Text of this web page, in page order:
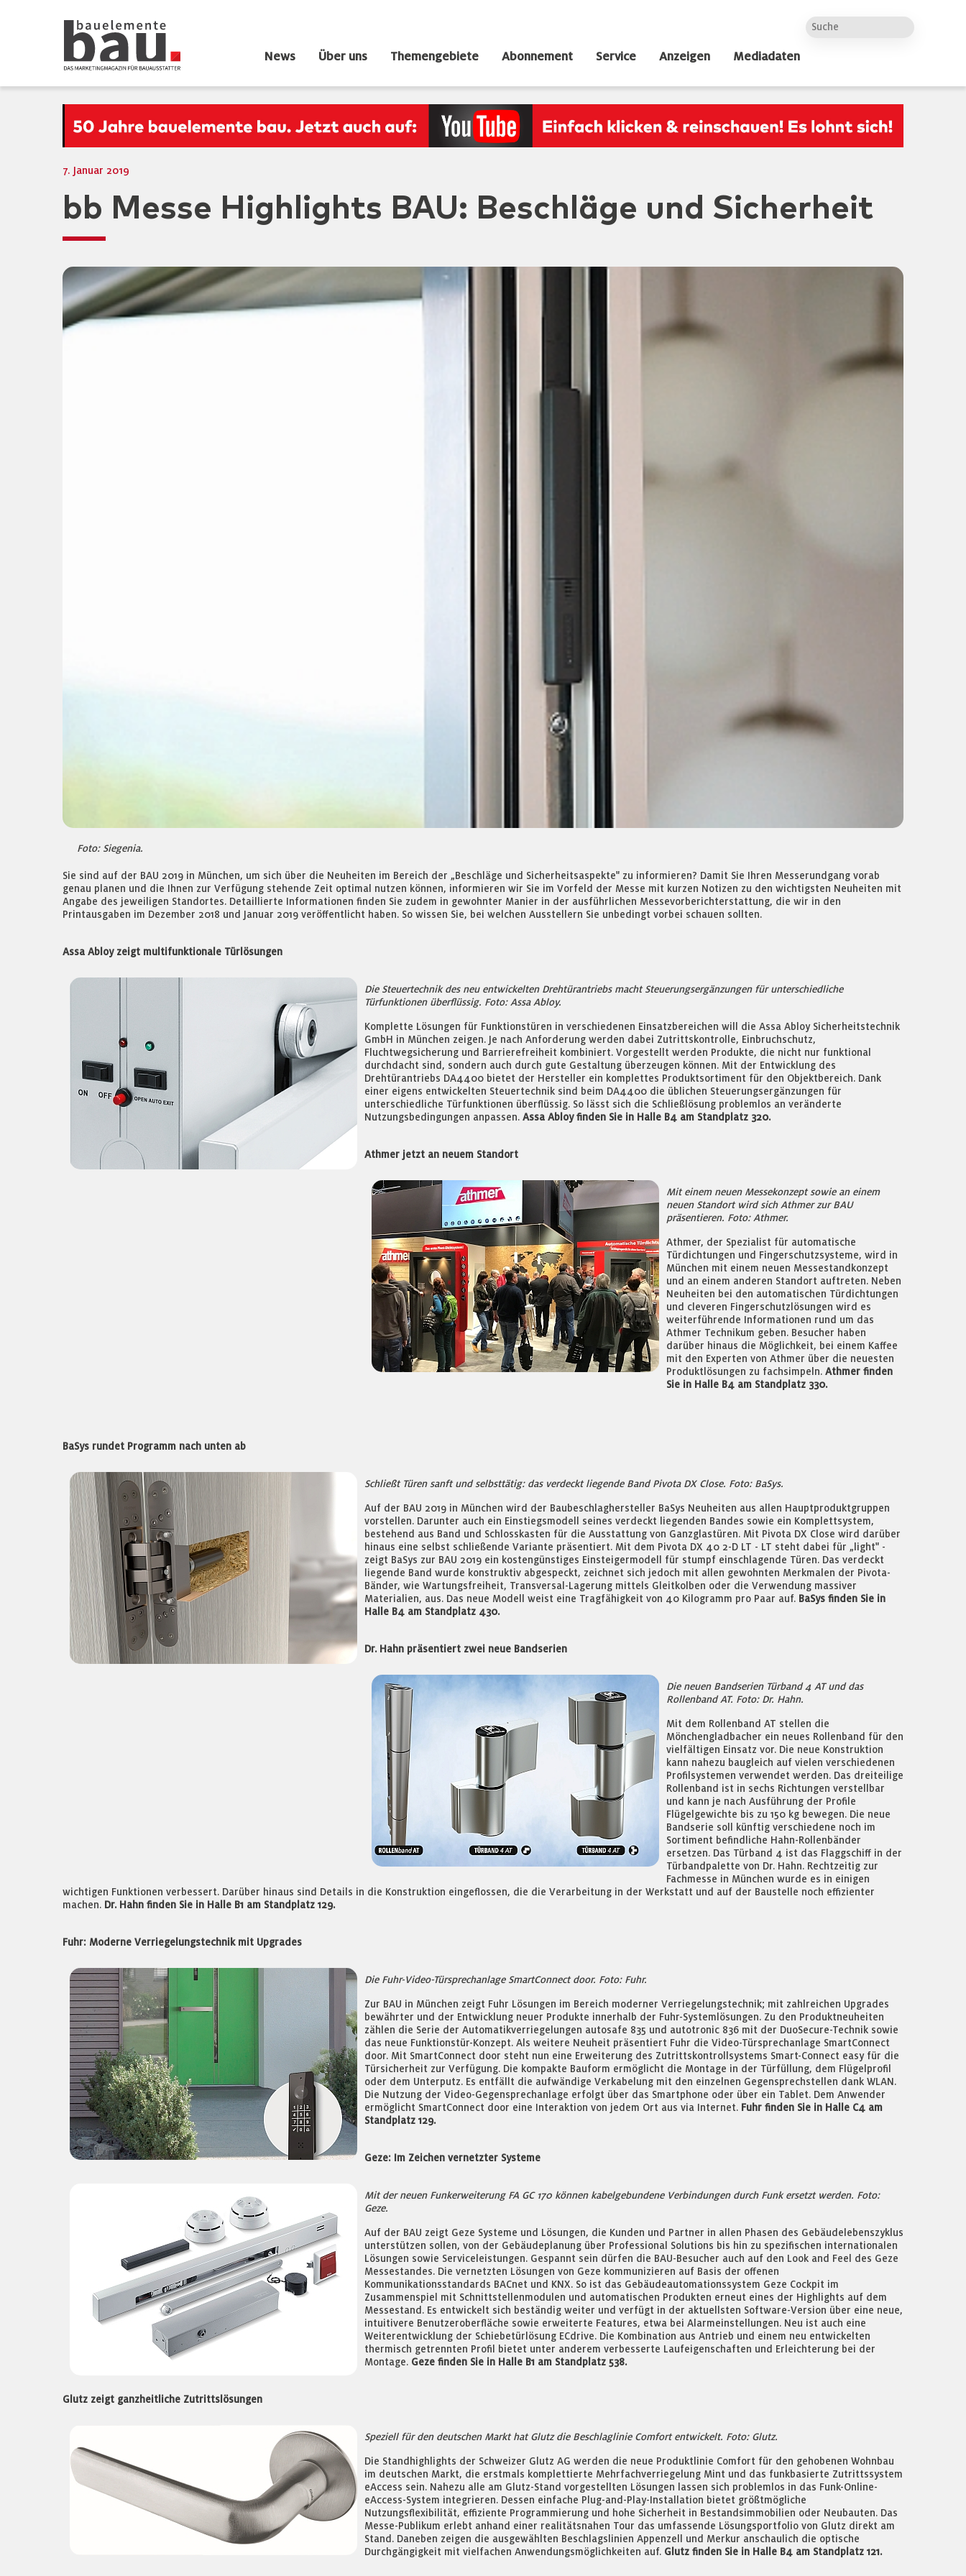
News Über uns Themengebiete Abonnement Service Anzeigen Mediadaten
7. Januar 2019
bb Messe Highlights BAU: Beschläge und Sicherheit
Foto: Siegenia.
Sie sind auf der BAU 2019 in München, um sich über die Neuheiten im Bereich der „Beschläge und Sicherheitsaspekte" zu informieren? Damit Sie Ihren Messerundgang vorab
genau planen und die Ihnen zur Verfügung stehende Zeit optimal nutzen können, informieren wir Sie im Vorfeld der Messe mit kurzen Notizen zu den wichtigsten Neuheiten mit
Angabe des jeweiligen Standortes. Detaillierte Informationen finden Sie zudem in gewohnter Manier in der ausführlichen Messevorberichterstattung, die wir in den
Printausgaben im Dezember 2018 und Januar 2019 veröffentlicht haben. So wissen Sie, bei welchen Ausstellern Sie unbedingt vorbei schauen sollten.
Assa Abloy zeigt multifunktionale Türlösungen
Die Steuertechnik des neu entwickelten Drehtürantriebs macht Steuerungsergänzungen für unterschiedliche
Türfunktionen überflüssig. Foto: Assa Abloy.
Komplette Lösungen für Funktionstüren in verschiedenen Einsatzbereichen will die Assa Abloy Sicherheitstechnik
GmbH in München zeigen. Je nach Anforderung werden dabei Zutrittskontrolle, Einbruchschutz,
Fluchtwegsicherung und Barrierefreiheit kombiniert. Vorgestellt werden Produkte, die nicht nur funktional
durchdacht sind, sondern auch durch gute Gestaltung überzeugen können. Mit der Entwicklung des
Drehtürantriebs DA4400 bietet der Hersteller ein komplettes Produktsortiment für den Objektbereich. Dank
einer eigens entwickelten Steuertechnik sind beim DA4400 die üblichen Steuerungsergänzungen für
unterschiedliche Türfunktionen überflüssig. So lässt sich die Schließlösung problemlos an veränderte
Nutzungsbedingungen anpassen. Assa Abloy finden Sie in Halle B4 am Standplatz 320.
Athmer jetzt an neuem Standort
Mit einem neuen Messekonzept sowie an einem
neuen Standort wird sich Athmer zur BAU
präsentieren. Foto: Athmer.
Athmer, der Spezialist für automatische
Türdichtungen und Fingerschutzsysteme, wird in
München mit einem neuen Messestandkonzept
und an einem anderen Standort auftreten. Neben
Neuheiten bei den automatischen Türdichtungen
und cleveren Fingerschutzlösungen wird es
weiterführende Informationen rund um das
Athmer Technikum geben. Besucher haben
darüber hinaus die Möglichkeit, bei einem Kaffee
mit den Experten von Athmer über die neuesten
Produktlösungen zu fachsimpeln. Athmer finden
Sie in Halle B4 am Standplatz 330.
BaSys rundet Programm nach unten ab
Schließt Türen sanft und selbsttätig: das verdeckt liegende Band Pivota DX Close. Foto: BaSys.
Auf der BAU 2019 in München wird der Baubeschlaghersteller BaSys Neuheiten aus allen Hauptproduktgruppen
vorstellen. Darunter auch ein Einstiegsmodell seines verdeckt liegenden Bandes sowie ein Komplettsystem,
bestehend aus Band und Schlosskasten für die Ausstattung von Ganzglastüren. Mit Pivota DX Close wird darüber
hinaus eine selbst schließende Variante präsentiert. Mit dem Pivota DX 40 2-D LT - LT steht dabei für „light" -
zeigt BaSys zur BAU 2019 ein kostengünstiges Einsteigermodell für stumpf einschlagende Türen. Das verdeckt
liegende Band wurde konstruktiv abgespeckt, zeichnet sich jedoch mit allen gewohnten Merkmalen der Pivota-
Bänder, wie Wartungsfreiheit, Transversal-Lagerung mittels Gleitkolben oder die Verwendung massiver
Materialien, aus. Das neue Modell weist eine Tragfähigkeit von 40 Kilogramm pro Paar auf. BaSys finden Sie in
Halle B4 am Standplatz 430.
Dr. Hahn präsentiert zwei neue Bandserien
Die neuen Bandserien Türband 4 AT und das
Rollenband AT. Foto: Dr. Hahn.
Mit dem Rollenband AT stellen die
Mönchengladbacher ein neues Rollenband für den
vielfältigen Einsatz vor. Die neue Konstruktion
kann nahezu baugleich auf vielen verschiedenen
Profilsystemen verwendet werden. Das dreiteilige
Rollenband ist in sechs Richtungen verstellbar
und kann je nach Ausführung der Profile
Flügelgewichte bis zu 150 kg bewegen. Die neue
Bandserie soll künftig verschiedene noch im
Sortiment befindliche Hahn-Rollenbänder
ersetzen. Das Türband 4 ist das Flaggschiff in der
Türbandpalette von Dr. Hahn. Rechtzeitig zur
Fachmesse in München wurde es in einigen
wichtigen Funktionen verbessert. Darüber hinaus sind Details in die Konstruktion eingeflossen, die die Verarbeitung in der Werkstatt und auf der Baustelle noch effizienter
machen. Dr. Hahn finden Sie in Halle B1 am Standplatz 129.
Fuhr: Moderne Verriegelungstechnik mit Upgrades
Die Fuhr-Video-Türsprechanlage SmartConnect door. Foto: Fuhr.
Zur BAU in München zeigt Fuhr Lösungen im Bereich moderner Verriegelungstechnik; mit zahlreichen Upgrades
bewährter und der Entwicklung neuer Produkte innerhalb der Fuhr-Systemlösungen. Zu den Produktneuheiten
zählen die Serie der Automatikverriegelungen autosafe 835 und autotronic 836 mit der DuoSecure-Technik sowie
das neue Funktionstür-Konzept. Als weitere Neuheit präsentiert Fuhr die Video-Türsprechanlage SmartConnect
door. Mit SmartConnect door steht nun eine Erweiterung des Zutrittskontrollsystems Smart-Connect easy für die
Türsicherheit zur Verfügung. Die kompakte Bauform ermöglicht die Montage in der Türfüllung, dem Flügelprofil
oder dem Unterputz. Es entfällt die aufwändige Verkabelung mit den einzelnen Gegensprechstellen dank WLAN.
Die Nutzung der Video-Gegensprechanlage erfolgt über das Smartphone oder über ein Tablet. Dem Anwender
ermöglicht SmartConnect door eine Interaktion von jedem Ort aus via Internet. Fuhr finden Sie in Halle C4 am
Standplatz 129.
Geze: Im Zeichen vernetzter Systeme
Mit der neuen Funkerweiterung FA GC 170 können kabelgebundene Verbindungen durch Funk ersetzt werden. Foto:
Geze.
Auf der BAU zeigt Geze Systeme und Lösungen, die Kunden und Partner in allen Phasen des Gebäudelebenszyklus
unterstützen sollen, von der Gebäudeplanung über Professional Solutions bis hin zu spezifischen internationalen
Lösungen sowie Serviceleistungen. Gespannt sein dürfen die BAU-Besucher auch auf den Look and Feel des Geze
Messestandes. Die vernetzten Lösungen von Geze kommunizieren auf Basis der offenen
Kommunikationsstandards BACnet und KNX. So ist das Gebäudeautomationssystem Geze Cockpit im
Zusammenspiel mit Schnittstellenmodulen und automatischen Produkten erneut eines der Highlights auf dem
Messestand. Es entwickelt sich beständig weiter und verfügt in der aktuellsten Software-Version über eine neue,
intuitivere Benutzeroberfläche sowie erweiterte Features, etwa bei Alarmeinstellungen. Neu ist auch eine
Weiterentwicklung der Schiebetürlösung ECdrive. Die Kombination aus Antrieb und einem neu entwickelten
thermisch getrennten Profil bietet unter anderem verbesserte Laufeigenschaften und Erleichterung bei der
Montage. Geze finden Sie in Halle B1 am Standplatz 538.
Glutz zeigt ganzheitliche Zutrittslösungen
Speziell für den deutschen Markt hat Glutz die Beschlaglinie Comfort entwickelt. Foto: Glutz.
Die Standhighlights der Schweizer Glutz AG werden die neue Produktlinie Comfort für den gehobenen Wohnbau
im deutschen Markt, die erstmals komplettierte Mehrfachverriegelung Mint und das funkbasierte Zutrittssystem
eAccess sein. Nahezu alle am Glutz-Stand vorgestellten Lösungen lassen sich problemlos in das Funk-Online-
eAccess-System integrieren. Dessen einfache Plug-and-Play-Installation bietet größtmögliche
Nutzungsflexibilität, effiziente Programmierung und hohe Sicherheit in Bestandsimmobilien oder Neubauten. Das
Messe-Publikum erlebt anhand einer realitätsnahen Tour das umfassende Lösungsportfolio von Glutz direkt am
Stand. Daneben zeigen die ausgewählten Beschlagslinien Appenzell und Merkur anschaulich die optische
Durchgängigkeit mit vielfachen Anwendungsmöglichkeiten auf. Glutz finden Sie in Halle B4 am Standplatz 121.